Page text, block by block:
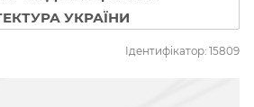
УКРАЇНИ
Ідентифікатор: 15809